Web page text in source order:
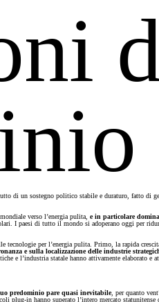
di un sostegno politico stabile e duraturo, fatto di
verso l’energia pulita, e in particolare
paesi di tutto il mondo si adoperano oggi per
per l’energia pulita. Primo, la rapida
e sulla localizzazione delle industrie
e l’industria statale hanno attivamente
predominio pare quasi inevitabile, per quanto
in hanno superato l’intero mercato statunitense